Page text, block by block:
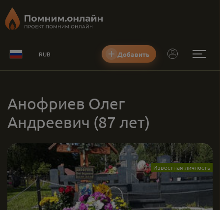
RUB Добавить
Анофриев Олег
Андреевич (87 лет)
Известная личность